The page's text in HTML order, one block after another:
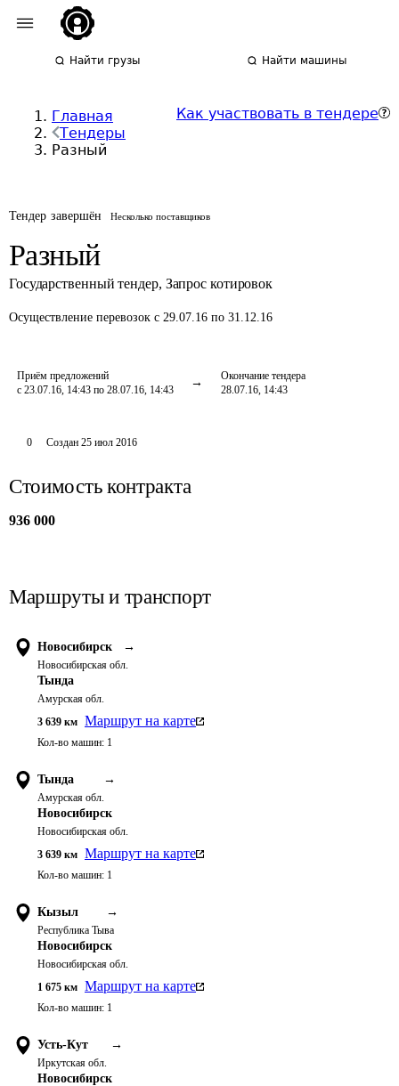
Найти грузы Найти машины
Главная
Тендеры
Разный
Как участвовать в тендере
Тендер завершён Несколько поставщиков
Разный
Государственный тендер, Запрос котировок
Осуществление перевозок с 29.07.16 по 31.12.16
Приём предложений
с 23.07.16, 14:43 по 28.07.16, 14:43
Окончание тендера
28.07.16, 14:43
0 Создан 25 июл 2016
Стоимость контракта
936 000
Маршруты и транспорт
Новосибирск →
Новосибирская обл.
Тында
Амурская обл.
3 639 км Маршрут на карте
Кол-во машин: 1
Тында →
Амурская обл.
Новосибирск
Новосибирская обл.
3 639 км Маршрут на карте
Кол-во машин: 1
Кызыл →
Республика Тыва
Новосибирск
Новосибирская обл.
1 675 км Маршрут на карте
Кол-во машин: 1
Усть-Кут →
Иркутская обл.
Новосибирск